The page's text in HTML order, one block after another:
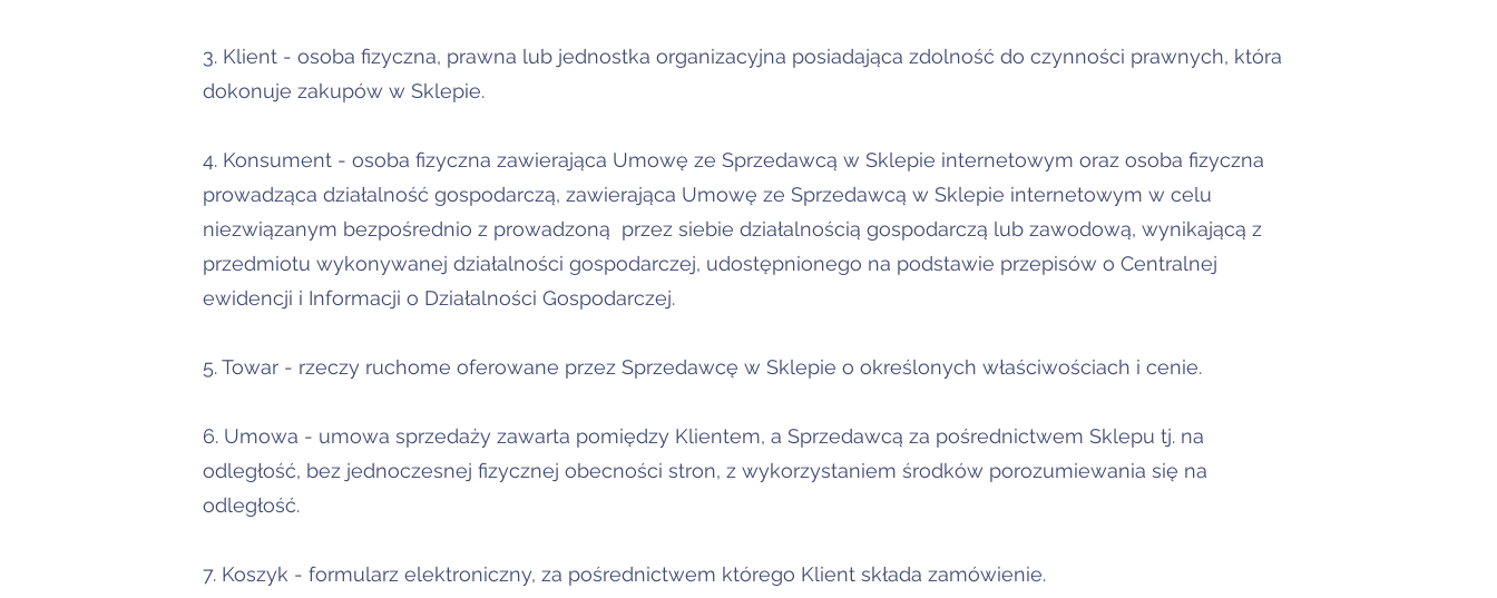
3. Klient - osoba fizyczna, prawna lub jednostka organizacyjna posiadająca zdolność do czynności prawnych, która
dokonuje zakupów w Sklepie.
4. Konsument - osoba fizyczna zawierająca Umowę ze Sprzedawcą w Sklepie internetowym oraz osoba fizyczna
prowadząca działalność gospodarczą, zawierająca Umowę ze Sprzedawcą w Sklepie internetowym w celu
niezwiązanym bezpośrednio z prowadzoną przez siebie działalnością gospodarczą lub zawodową, wynikającą z
przedmiotu wykonywanej działalności gospodarczej, udostępnionego na podstawie przepisów o Centralnej
ewidencji i Informacji o Działalności Gospodarczej.
5. Towar - rzeczy ruchome oferowane przez Sprzedawcę w Sklepie o określonych właściwościach i cenie.
6. Umowa - umowa sprzedaży zawarta pomiędzy Klientem, a Sprzedawcą za pośrednictwem Sklepu tj. na
odległość, bez jednoczesnej fizycznej obecności stron, z wykorzystaniem środków porozumiewania się na
odległość.
7. Koszyk - formularz elektroniczny, za pośrednictwem którego Klient składa zamówienie.